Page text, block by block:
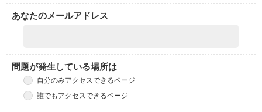
あなたのメールアドレス
問題が発生している場所は
自分のみアクセスできるページ
誰でもアクセスできるページ